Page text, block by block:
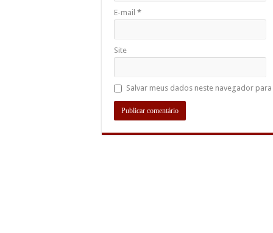
E-mail *
Site
Salvar meus dados neste navegador